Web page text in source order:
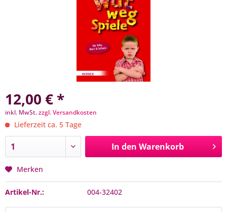
12,00 € *
inkl. MwSt.zzgl. Versandkosten
Lieferzeit ca. 5 Tage
In den Warenkorb
Merken
Artikel-Nr.: 004-32402